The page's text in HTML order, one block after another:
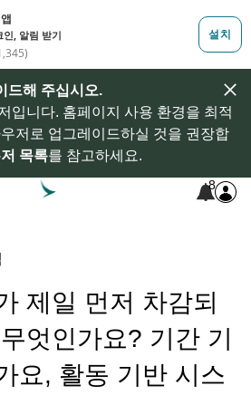
드해 주십시오.
입니다. 홈페이지 사용 환경을 최적
저로 업그레이드하실 것을 권장합
목록를 참고하세요.
8
제일 먼저 차감되
엇인가요? 기간 기
요, 활동 기반 시스